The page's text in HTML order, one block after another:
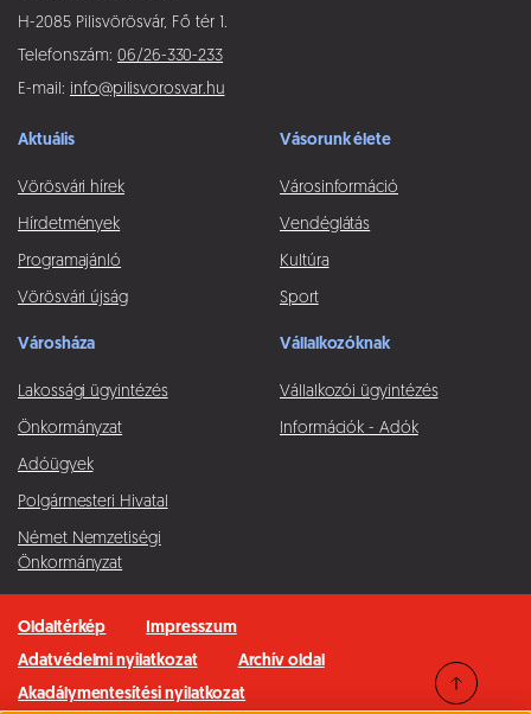
H-2085 Pilisvörösvár, Fő tér 1.
Telefonszám: 06/26-330-233
E-mail: info@pilisvorosvar.hu
Aktuális
Vörösvári hírek
Hírdetmények
Programajánló
Vörösvári újság
Vásorunk élete
Városinformáció
Vendéglátás
Kultúra
Sport
Városháza
Lakossági ügyintézés
Önkormányzat
Adóügyek
Polgármesteri Hivatal
Német Nemzetiségi
Önkormányzat
Vállalkozóknak
Vállalkozói ügyintézés
Információk - Adók
Oldaltérkép
Impresszum
Adatvédelmi nyilatkozat
Archív oldal
Akadálymentesítési nyilatkozat